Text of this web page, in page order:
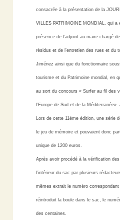
consacrée à la présentation de la
VILLES PATRIMOINE MONDIAL, qui a
présence de l’adjoint au maire chargé
résidus et de l’entretien des rues et du
Jiménez ainsi que du fonctionnaire
tourisme et du Patrimoine mondial, en
au sort du concours « Surfer au fil des
l’Europe de Sud et de la
Lors de cette 11ème édition, une série
le jeu de mémoire et pouvaient donc
unique de 1200 euros.
Après avoir procédé à la vérification
l’intérieur du sac par plusieurs
mêmes extrait le numéro
réintroduit la boule dans le sac, le
des centaines.